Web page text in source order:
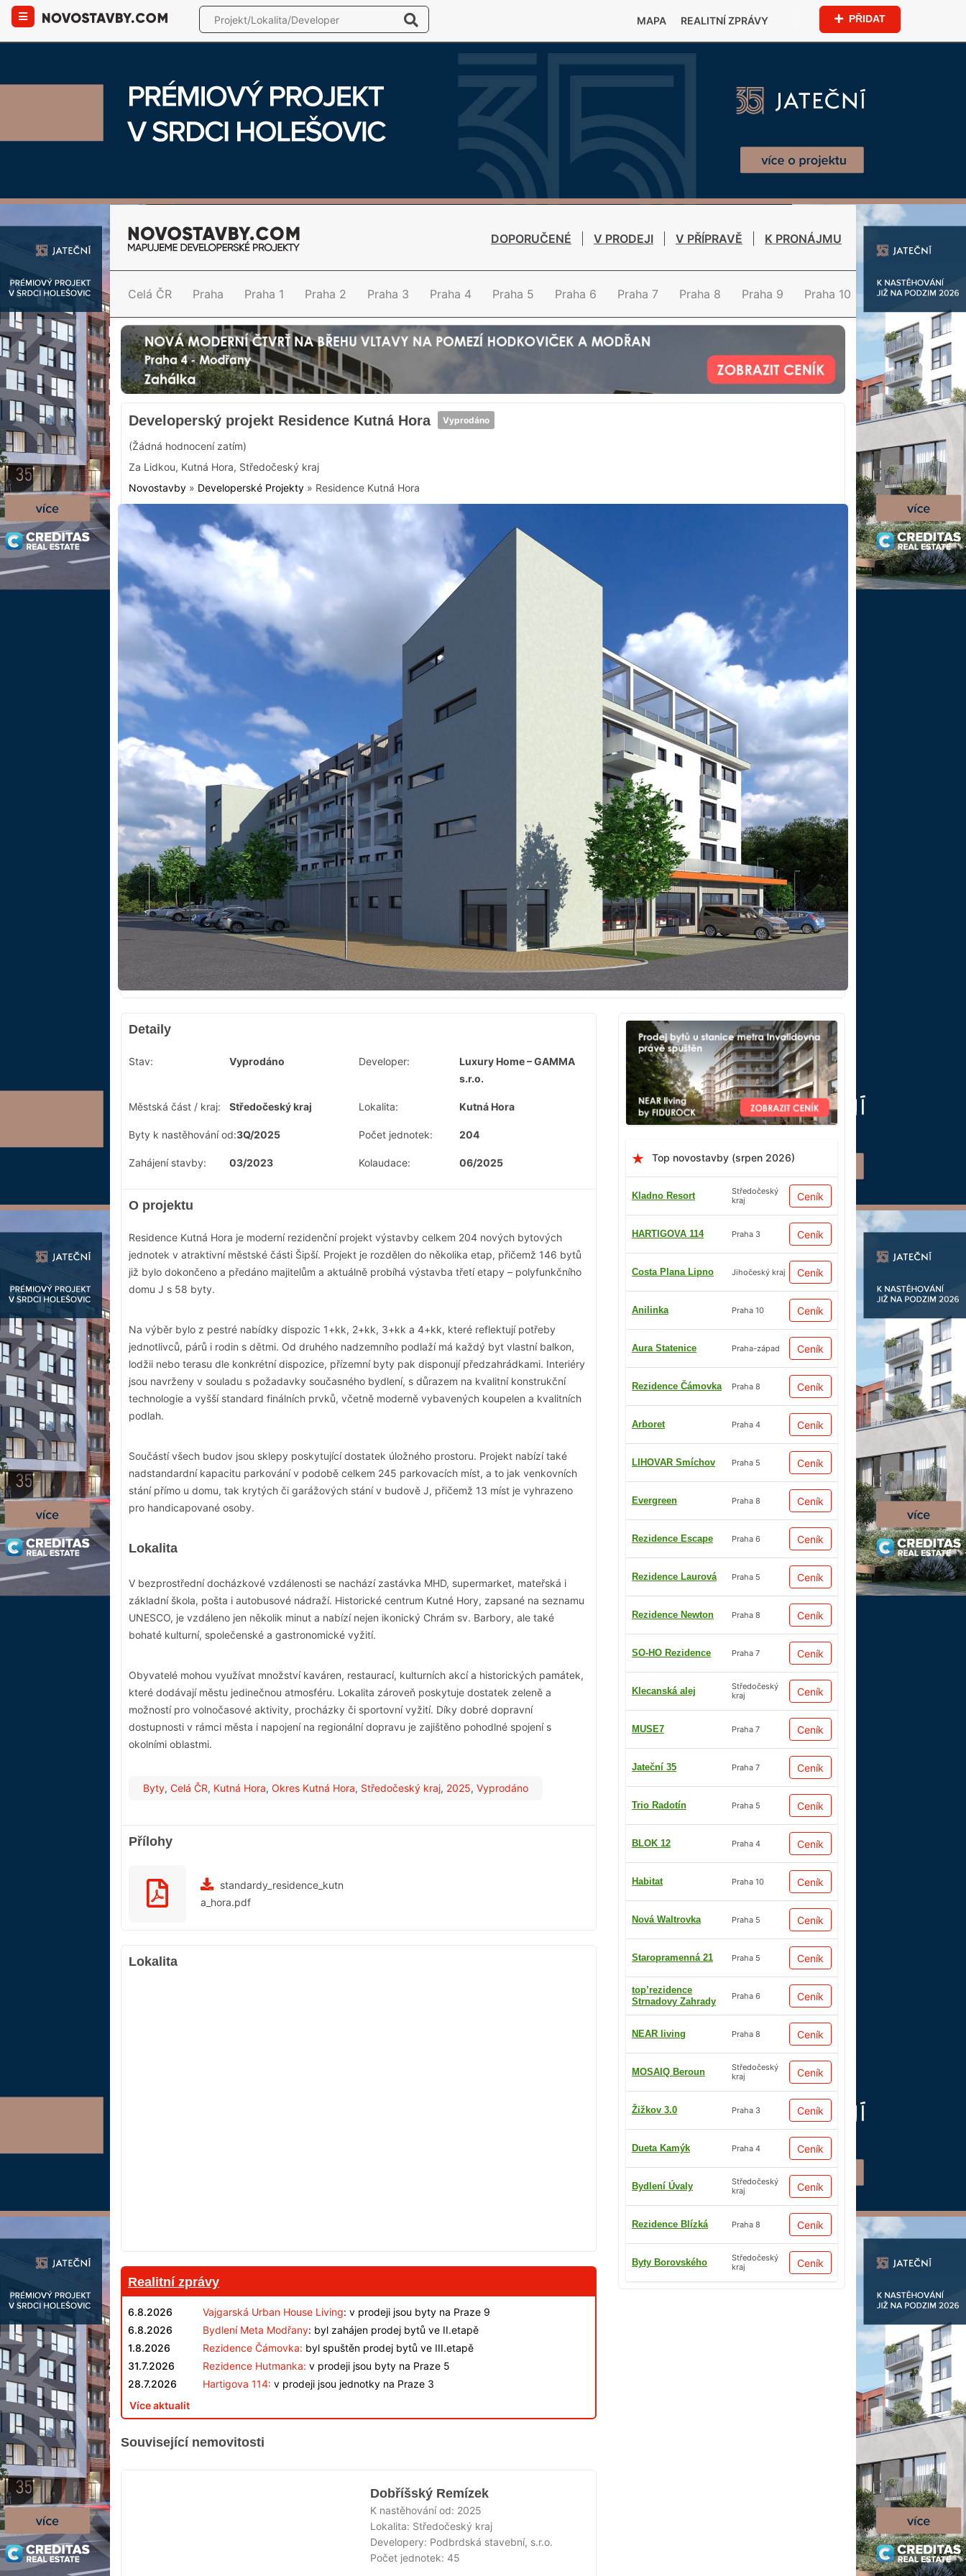
MAPA REALITNÍ ZPRÁVY PŘIDAT
DOPORUČENÉ V PRODEJI V PŘÍPRAVĚ K PRONÁJMU
Celá ČR Praha Praha 1 Praha 2 Praha 3 Praha 4 Praha 5 Praha 6 Praha 7 Praha 8 Praha 9 Praha 10
Developerský projekt Residence Kutná Hora Vyprodáno
(Žádná hodnocení zatím)
Za Lidkou, Kutná Hora, Středočeský kraj
Novostavby » Developerské Projekty » Residence Kutná Hora
Top novostavby (srpen 2026)
Kladno Resort
Středočeský
kraj
Ceník
HARTIGOVA 114 Praha 3 Ceník
Costa Plana Lipno Jihočeský kraj Ceník
Anilinka Praha 10 Ceník
Aura Statenice Praha-západ Ceník
Rezidence Čámovka Praha 8 Ceník
Arboret Praha 4 Ceník
LIHOVAR Smíchov Praha 5 Ceník
Evergreen Praha 8 Ceník
Rezidence Escape Praha 6 Ceník
Rezidence Laurová Praha 5 Ceník
Rezidence Newton Praha 8 Ceník
SO-HO Rezidence Praha 7 Ceník
Klecanská alej
Středočeský
kraj
Ceník
MUSE7 Praha 7 Ceník
Jateční 35 Praha 7 Ceník
Trio Radotín Praha 5 Ceník
BLOK 12 Praha 4 Ceník
Habitat Praha 10 Ceník
Nová Waltrovka Praha 5 Ceník
Staropramenná 21 Praha 5 Ceník
top’rezidence
Strnadovy Zahrady
Praha 6 Ceník
NEAR living Praha 8 Ceník
MOSAIQ Beroun
Středočeský
kraj
Ceník
Žižkov 3.0 Praha 3 Ceník
Dueta Kamýk Praha 4 Ceník
Bydlení Úvaly
Středočeský
kraj
Ceník
Rezidence Blízká Praha 8 Ceník
Byty Borovského
Středočeský
kraj
Ceník
Detaily
Stav: Vyprodáno Developer:
Luxury Home – GAMMA
s.r.o.
Městská část / kraj: Středočeský kraj Lokalita: Kutná Hora
Byty k nastěhování od:3Q/2025 Počet jednotek: 204
Zahájení stavby: 03/2023 Kolaudace: 06/2025
O projektu
Residence Kutná Hora je moderní rezidenční projekt výstavby celkem 204 nových bytových
jednotek v atraktivní městské části Šipší. Projekt je rozdělen do několika etap, přičemž 146 bytů
již bylo dokončeno a předáno majitelům a aktuálně probíhá výstavba třetí etapy – polyfunkčního
domu J s 58 byty.
Na výběr bylo z pestré nabídky dispozic 1+kk, 2+kk, 3+kk a 4+kk, které reflektují potřeby
jednotlivců, párů i rodin s dětmi. Od druhého nadzemního podlaží má každý byt vlastní balkon,
lodžii nebo terasu dle konkrétní dispozice, přízemní byty pak disponují předzahrádkami. Interiéry
jsou navrženy v souladu s požadavky současného bydlení, s důrazem na kvalitní konstrukční
technologie a vyšší standard finálních prvků, včetně moderně vybavených koupelen a kvalitních
podlah.
Součástí všech budov jsou sklepy poskytující dostatek úložného prostoru. Projekt nabízí také
nadstandardní kapacitu parkování v podobě celkem 245 parkovacích míst, a to jak venkovních
stání přímo u domu, tak krytých či garážových stání v budově J, přičemž 13 míst je vyhrazeno
pro handicapované osoby.
Lokalita
V bezprostřední docházkové vzdálenosti se nachází zastávka MHD, supermarket, mateřská i
základní škola, pošta i autobusové nádraží. Historické centrum Kutné Hory, zapsané na seznamu
UNESCO, je vzdáleno jen několik minut a nabízí nejen ikonický Chrám sv. Barbory, ale také
bohaté kulturní, společenské a gastronomické vyžití.
Obyvatelé mohou využívat množství kaváren, restaurací, kulturních akcí a historických památek,
které dodávají městu jedinečnou atmosféru. Lokalita zároveň poskytuje dostatek zeleně a
možností pro volnočasové aktivity, procházky či sportovní vyžití. Díky dobré dopravní
dostupnosti v rámci města i napojení na regionální dopravu je zajištěno pohodlné spojení s
okolními oblastmi.
Byty, Celá ČR, Kutná Hora, Okres Kutná Hora, Středočeský kraj, 2025, Vyprodáno
Přílohy
standardy_residence_kutn
a_hora.pdf
Lokalita
Realitní zprávy
6.8.2026 Vajgarská Urban House Living: v prodeji jsou byty na Praze 9
6.8.2026
Bydlení Meta Modřany: byl zahájen prodej bytů ve II.etapě
1.8.2026
Rezidence Čámovka: byl spuštěn prodej bytů ve III.etapě
31.7.2026
Rezidence Hutmanka: v prodeji jsou byty na Praze 5
28.7.2026
Hartigova 114: v prodeji jsou jednotky na Praze 3
Více aktualit
Související nemovitosti
Dobříšský Remízek
K nastěhování od: 2025
Lokalita: Středočeský kraj
Developery: Podbrdská stavební, s.r.o.
Počet jednotek:45